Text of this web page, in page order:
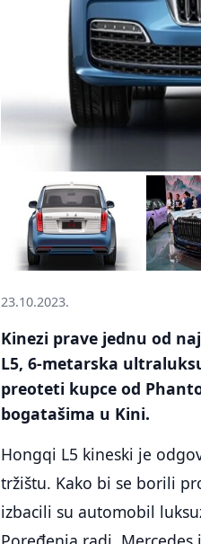
23.10.2023.
Kinezi prave jednu od
L5, 6-metarska
preoteti kupce od
bogatašima u Kini.
Hongqi L5 kineski je
tržištu. Kako bi se borili
izbacili su automobil